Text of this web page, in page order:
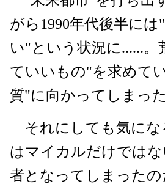
がら1990年代後半に
い"という状況に......
ていいもの"を求めて
質"に向かってしまっ
それにしても気にな
はマイカルだけでは
者となってしまったの